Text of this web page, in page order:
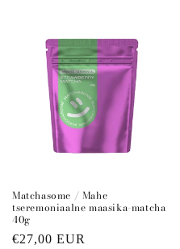
Matchasome / Mahe
tseremoniaalne maasika-matcha
40g
Regular
€27,00 EUR